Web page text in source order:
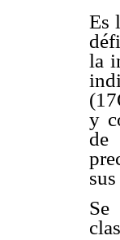
Es
la
y
de
Se